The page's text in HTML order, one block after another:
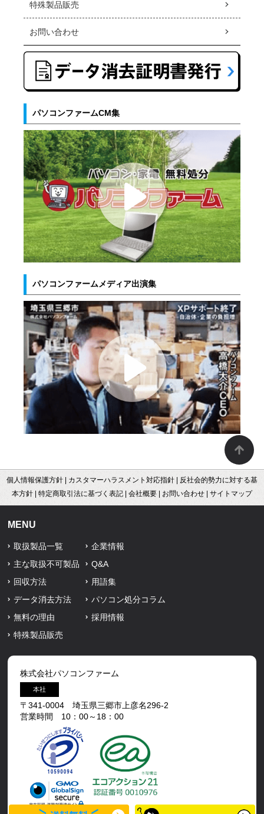
特殊製品販売
お問い合わせ
パソコンファームCM集
パソコンファームメディア出演集
個人情報保護方針 カスタマーハラスメント対応指針
反社会的勢力に対する基
本方針
特定商取引法に基づく表記 会社概要 お問い合わせ サイトマップ
MENU
取扱製品一覧
主な取扱不可製品
回収方法
データ消去方法
無料の理由
特殊製品販売
企業情報
Q&A
用語集
パソコン処分コラム
採用情報
株式会社パソコンファーム
本社
〒341-0004 埼玉県三郷市上彦名296-2
営業時間 10：00～18：00